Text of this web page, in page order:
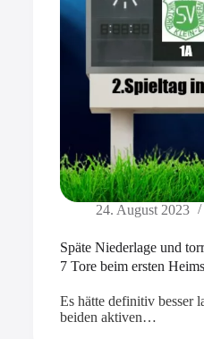
24. August 2023
Späte Niederlage und
7 Tore beim ersten
Es hätte definitiv besser
beiden aktiven…